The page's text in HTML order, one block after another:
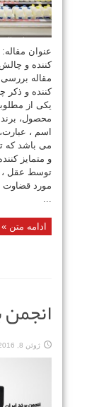
عنوان
کننده و
مقاله
کننده و ذکر
یکی از
محصول،
اسم ،
می باشد که
و متمایز
توسط عقل ،
مورد قضاوت
ادامه متن »
انجمن
ژوئن 8, 2016